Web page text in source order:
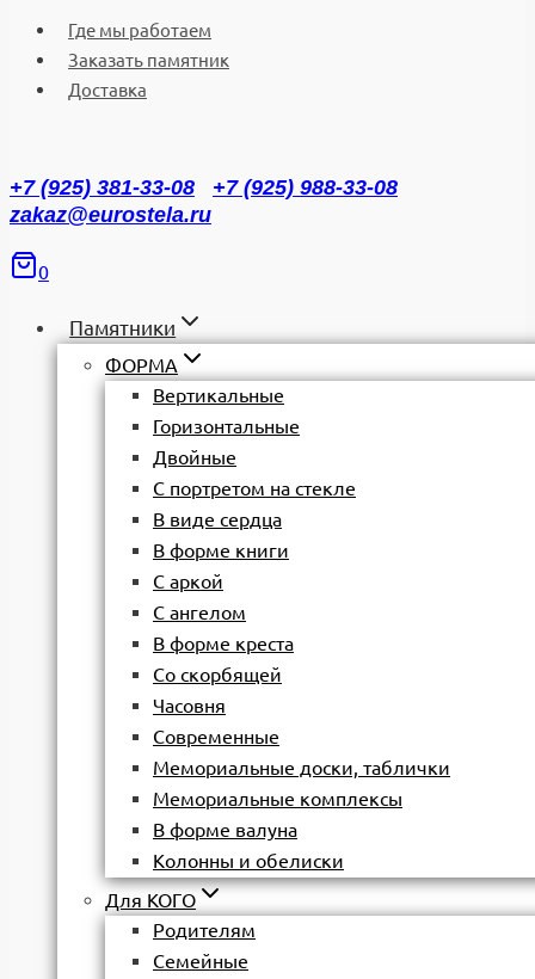
Где мы работаем
Заказать памятник
Доставка
+7 (925) 381-33-08
+7 (925) 988-33-08
zakaz@eurostela.ru
0
Памятники
ФОРМА
Вертикальные
Горизонтальные
Двойные
С портретом на стекле
В виде сердца
В форме книги
С аркой
С ангелом
В форме креста
Со скорбящей
Часовня
Современные
Мемориальные доски, таблички
Мемориальные комплексы
В форме валуна
Колонны и обелиски
Для КОГО
Родителям
Семейные